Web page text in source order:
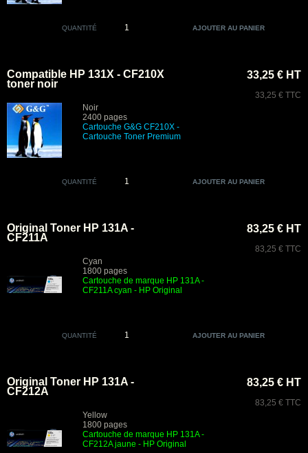
QUANTITÉ
Compatible HP 131X - CF210X
toner noir
Noir
2400 pages
Cartouche G&G CF210X -
Cartouche Toner Premium
33,25 € HT
33,25 € TTC
QUANTITÉ
Original Toner HP 131A -
CF211A
Cyan
1800 pages
Cartouche de marque HP 131A -
CF211A cyan - HP Original
83,25 € HT
83,25 € TTC
QUANTITÉ
Original Toner HP 131A -
CF212A
Yellow
1800 pages
Cartouche de marque HP 131A -
CF212A jaune - HP Original
83,25 € HT
83,25 € TTC